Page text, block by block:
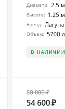
Диаметр: 2.5 м
Высота: 1.25 м
Бренд: Лагуна
Объем: 5700 л
В НАЛИЧИИ
80 000 ₽
54 600₽